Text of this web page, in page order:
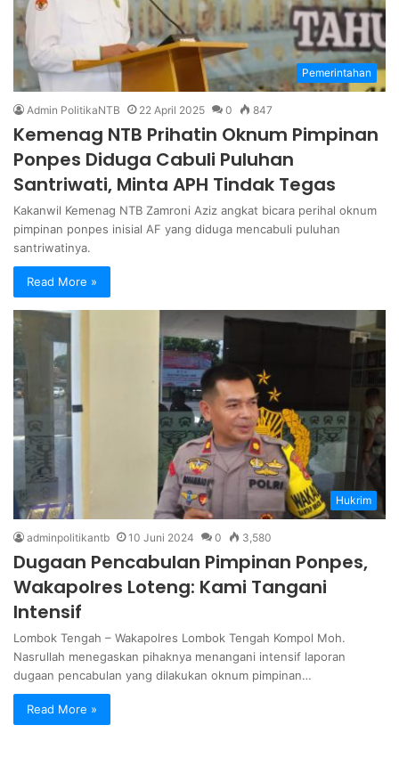
Pemerintahan
Admin PolitikaNTB 22 April 2025 0 847
Kemenag NTB Prihatin Oknum Pimpinan
Ponpes Diduga Cabuli Puluhan
Santriwati, Minta APH Tindak Tegas
Kakanwil Kemenag NTB Zamroni Aziz angkat bicara perihal oknum
pimpinan ponpes inisial AF yang diduga mencabuli puluhan
santriwatinya.
Read More »
Hukrim
adminpolitikantb 10 Juni 2024 0 3,580
Dugaan Pencabulan Pimpinan Ponpes,
Wakapolres Loteng: Kami Tangani
Intensif
Lombok Tengah – Wakapolres Lombok Tengah Kompol Moh.
Nasrullah menegaskan pihaknya menangani intensif laporan
dugaan pencabulan yang dilakukan oknum pimpinan…
Read More »